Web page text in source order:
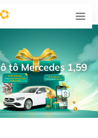
tô Mercedes 1,59